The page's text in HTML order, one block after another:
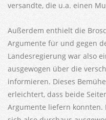
versandte, die u.a. einen
Außerdem enthielt die
Argumente für und gegen
Landesregierung war also
ausgewogen über die
informieren. Dieses
erleichtert, dass beide
Argumente liefern konnten.